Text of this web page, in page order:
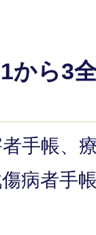
から3
手帳、
病者手